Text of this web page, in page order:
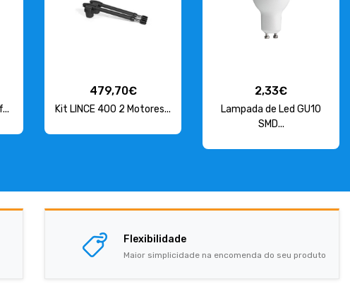
479,70€
Kit LINCE 400 2 Motores...
2,33€
Lampada de Led GU10
SMD...
Flexibilidade
Maior simplicidade na encomenda do seu produto